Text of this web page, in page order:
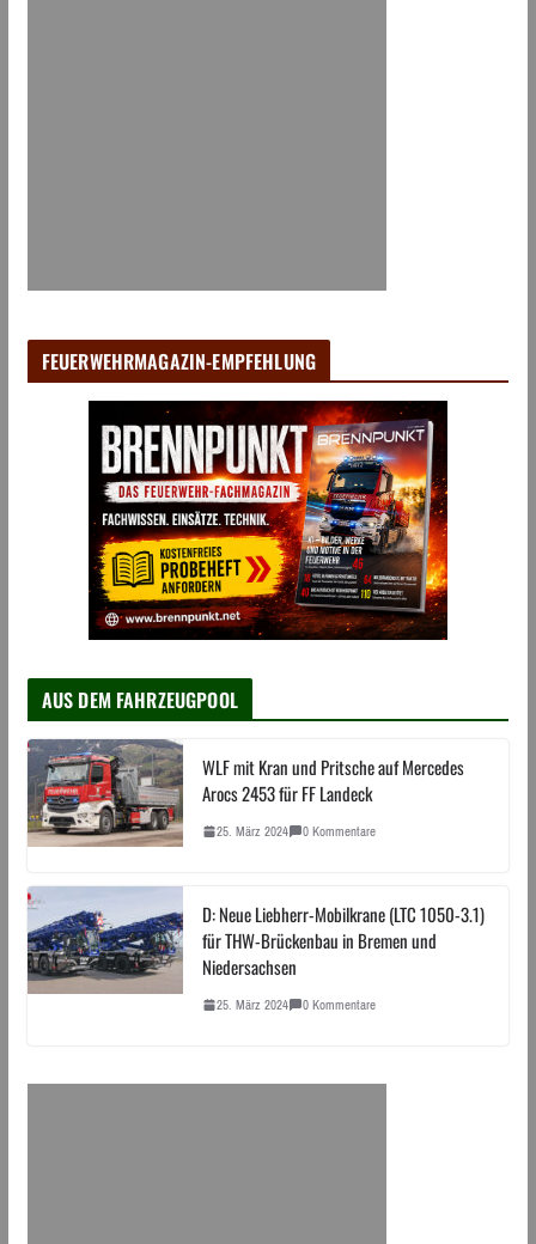
FEUERWEHRMAGAZIN-EMPFEHLUNG
AUS DEM FAHRZEUGPOOL
WLF mit Kran und Pritsche auf Mercedes
Arocs 2453 für FF Landeck
25. März 2024 0 Kommentare
D: Neue Liebherr-Mobilkrane (LTC 1050-3.1)
für THW-Brückenbau in Bremen und
Niedersachsen
25. März 2024 0 Kommentare